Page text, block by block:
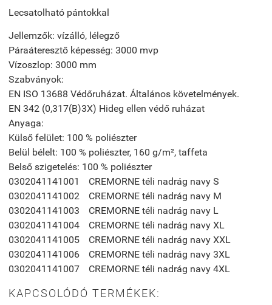
Lecsatolható pántokkal
Jellemzők: vízálló, lélegző
Páraáteresztő képesség: 3000 mvp
Vízoszlop: 3000 mm
Szabványok:
EN ISO 13688 Védőruházat. Általános követelmények.
EN 342 (0,317(B)3X) Hideg ellen védő ruházat
Anyaga:
Külső felület: 100 % poliészter
Belül bélelt: 100 % poliészter, 160 g/m², taffeta
Belső szigetelés: 100 % poliészter
0302041141001
CREMORNE téli nadrág navy S
0302041141002
CREMORNE téli nadrág navy M
0302041141003
CREMORNE téli nadrág navy L
0302041141004
CREMORNE téli nadrág navy XL
0302041141005
CREMORNE téli nadrág navy XXL
0302041141006
CREMORNE téli nadrág navy 3XL
0302041141007
CREMORNE téli nadrág navy 4XL
KAPCSOLÓDÓ TERMÉKEK: